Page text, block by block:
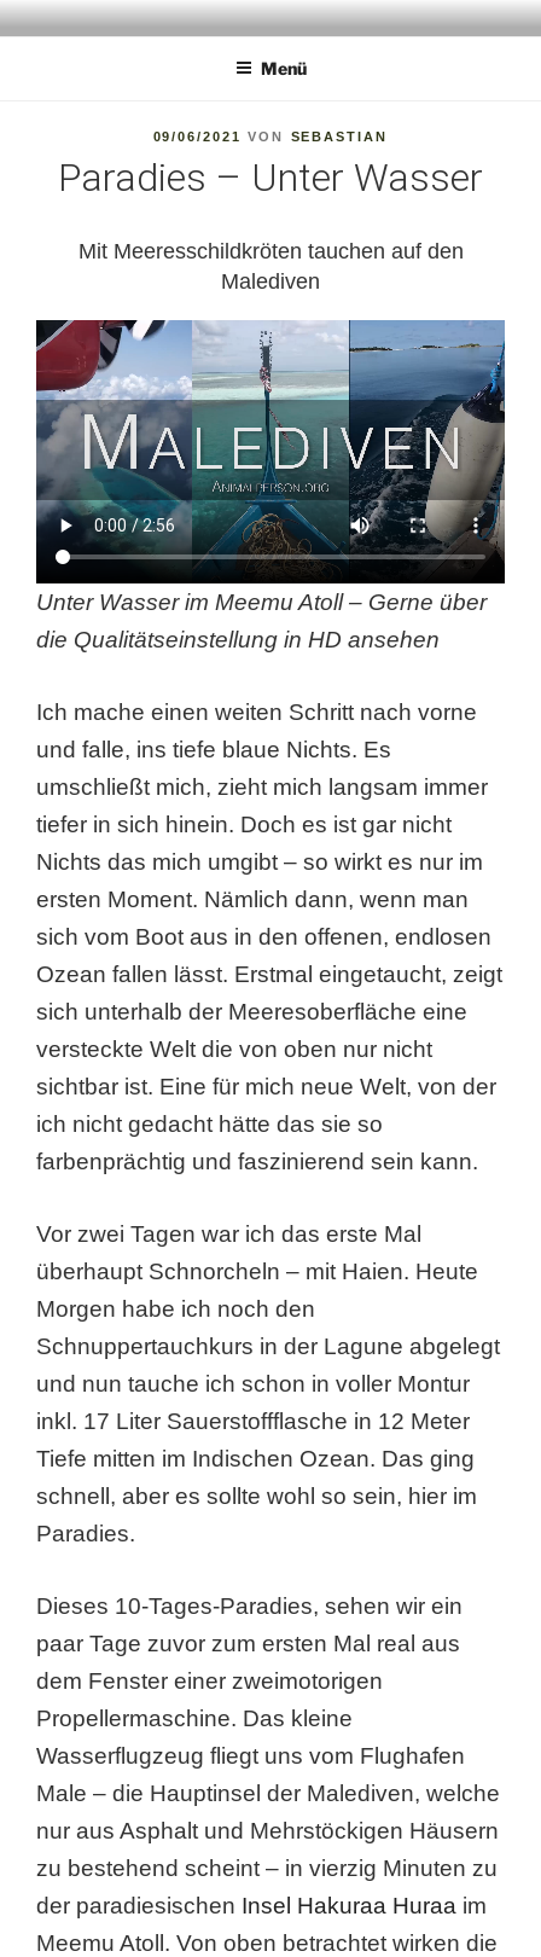
Zum
InhaltANIMALPERSON
Menü
VERÖFFENTLICHT
09/06/2021 VON SEBASTIAN
Paradies – Unter Wasser
Mit Meeresschildkröten tauchen auf den
Malediven
Unter Wasser im Meemu Atoll – Gerne über
die Qualitätseinstellung in HD ansehen
Ich mache einen weiten Schritt nach vorne
und falle, ins tiefe blaue Nichts. Es
umschließt mich, zieht mich langsam immer
tiefer in sich hinein. Doch es ist gar nicht
Nichts das mich umgibt – so wirkt es nur im
ersten Moment. Nämlich dann, wenn man
sich vom Boot aus in den offenen, endlosen
Ozean fallen lässt. Erstmal eingetaucht, zeigt
sich unterhalb der Meeresoberfläche eine
versteckte Welt die von oben nur nicht
sichtbar ist. Eine für mich neue Welt, von der
ich nicht gedacht hätte das sie so
farbenprächtig und faszinierend sein kann.
Vor zwei Tagen war ich das erste Mal
überhaupt Schnorcheln – mit Haien. Heute
Morgen habe ich noch den
Schnuppertauchkurs in der Lagune abgelegt
und nun tauche ich schon in voller Montur
inkl. 17 Liter Sauerstoffflasche in 12 Meter
Tiefe mitten im Indischen Ozean. Das ging
schnell, aber es sollte wohl so sein, hier im
Paradies.
Dieses 10-Tages-Paradies, sehen wir ein
paar Tage zuvor zum ersten Mal real aus
dem Fenster einer zweimotorigen
Propellermaschine. Das kleine
Wasserflugzeug fliegt uns vom Flughafen
Male – die Hauptinsel der Malediven, welche
nur aus Asphalt und Mehrstöckigen Häusern
zu bestehend scheint – in vierzig Minuten zu
der paradiesischen Insel Hakuraa Huraa im
Meemu Atoll. Von oben betrachtet wirken die